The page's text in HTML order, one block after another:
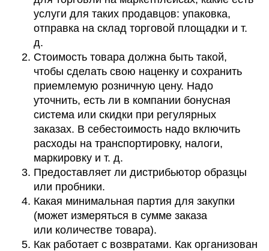
услуги для таких продавцов: упаковка,
отправка на склад торговой площадки и т.
д.
Стоимость товара должна быть такой,
чтобы сделать свою наценку и сохранить
приемлемую розничную цену. Надо
уточнить, есть ли в компании бонусная
система или скидки при регулярных
заказах. В себестоимость надо включить
расходы на транспортировку, налоги,
маркировку и т. д.
Предоставляет ли дистрибьютор образцы
или пробники.
Какая минимальная партия для закупки
(может измеряться в сумме заказа
или количестве товара).
Как работает с возвратами. Как организован